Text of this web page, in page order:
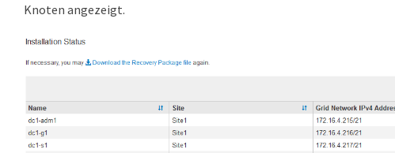
Knoten angezeigt.